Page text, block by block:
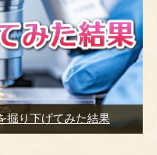
掘り下げてみた結果